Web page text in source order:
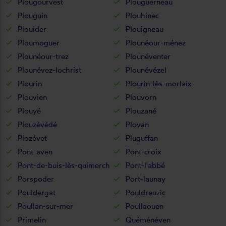
Plouguin
Plouhinec
Plouider
Plouigneau
Ploumoguer
Plounéour-ménez
Plounéour-trez
Plounéventer
Plounévez-lochrist
Plounévézel
Plourin
Plourin-lès-morlaix
Plouvien
Plouvorn
Plouyé
Plouzané
Plouzévédé
Plovan
Plozévet
Pluguffan
Pont-aven
Pont-croix
Pont-de-buis-lès-quimerch
Pont-l'abbé
Porspoder
Port-launay
Pouldergat
Pouldreuzic
Poullan-sur-mer
Poullaouen
Primelin
Quéménéven